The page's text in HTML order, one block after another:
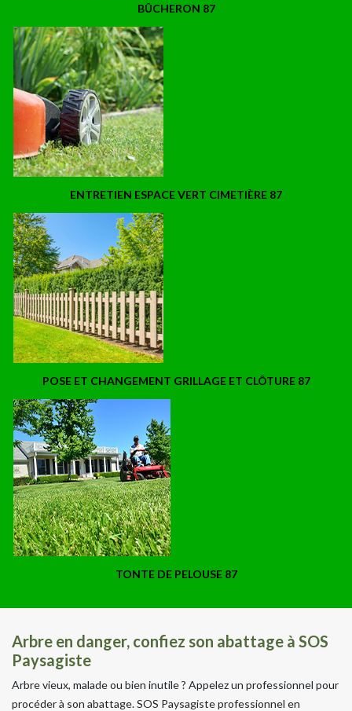
BÛCHERON 87
ENTRETIEN ESPACE VERT CIMETIÈRE 87
POSE ET CHANGEMENT GRILLAGE ET CLÔTURE 87
TONTE DE PELOUSE 87
Arbre en danger, confiez son abattage à SOS
Paysagiste
Arbre vieux, malade ou bien inutile ? Appelez un professionnel pour
procéder à son abattage. SOS Paysagiste professionnel en